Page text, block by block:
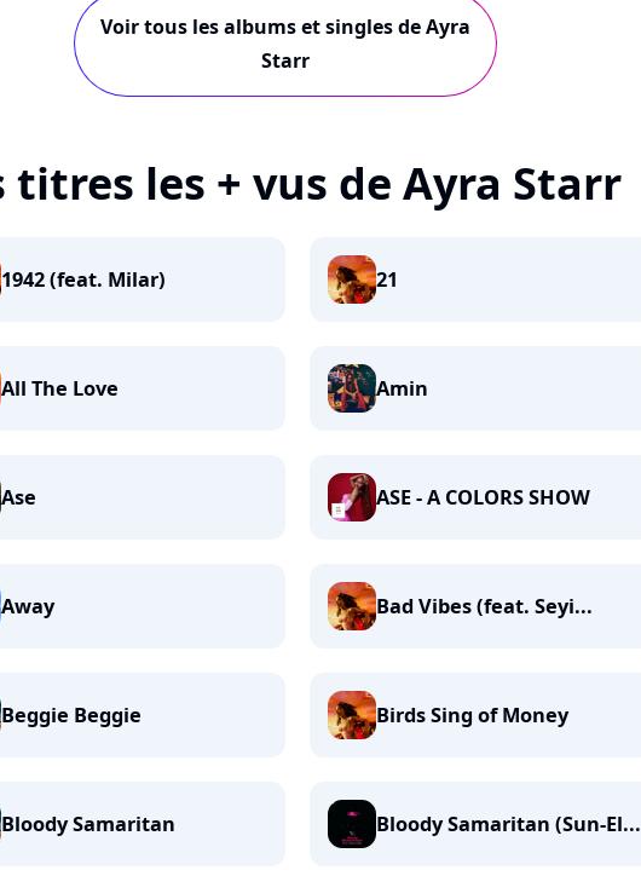
Voir tous les albums et singles de Ayra
Starr
titres les + vus de Ayra Starr
1942 (feat. Milar) 21
All The Love Amin
Ase ASE - A COLORS SHOW
Away Bad Vibes (feat. Seyi...
Beggie Beggie Birds Sing of Money
Bloody Samaritan Bloody Samaritan (Sun-El...